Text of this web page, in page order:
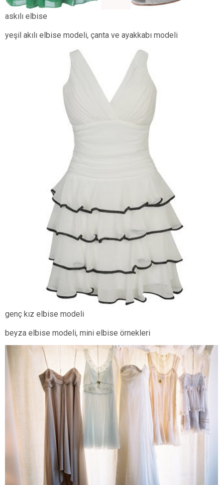
askılı elbise
yeşil akılı elbise modeli, çanta ve ayakkabı modeli
genç kız elbise modeli
beyza elbise modeli, mini elbise örnekleri